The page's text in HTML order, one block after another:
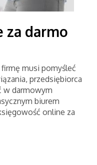
za darmo
firmę musi pomyśleć
przedsiębiorca
w darmowym
biurem
online za